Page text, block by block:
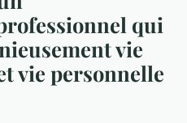
qui
vie
vie personnelle